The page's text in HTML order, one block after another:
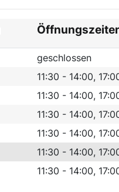
geschlossen
11:30 - 14:00,
11:30 - 14:00,
11:30 - 14:00,
11:30 - 14:00,
11:30 - 14:00,
11:30 - 14:00,